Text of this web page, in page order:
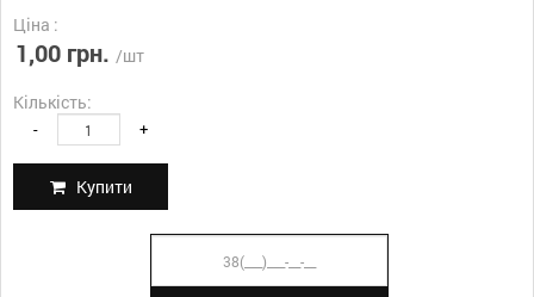
Ціна :
1,00 грн. /шт
Кількість:
- +
Купити